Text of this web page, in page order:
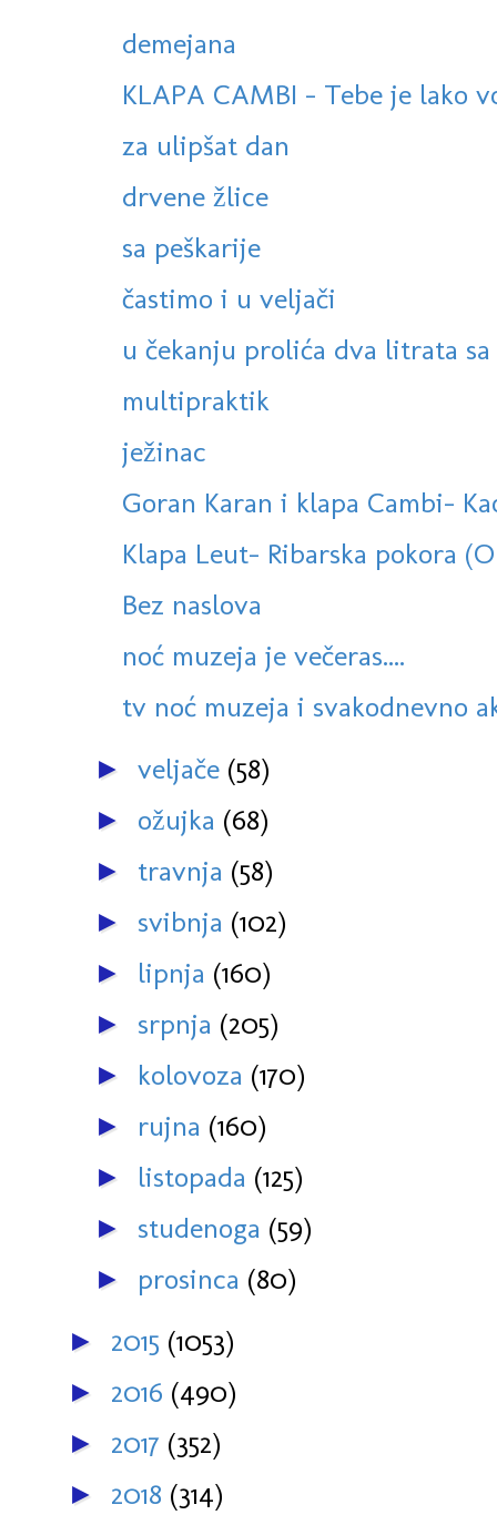
demejana
KLAPA CAMBI - Tebe je lako
za ulipšat dan
drvene žlice
sa peškarije
častimo i u veljači
u čekanju prolića dva litrata
multipraktik
ježinac
Goran Karan i klapa Cambi-
Klapa Leut- Ribarska pokora
Bez naslova
noć muzeja je večeras....
tv noć muzeja i svakodnevno
► veljače (58)
► ožujka (68)
► travnja (58)
► svibnja (102)
► lipnja (160)
► srpnja (205)
► kolovoza (170)
► rujna (160)
► listopada (125)
► studenoga (59)
► prosinca (80)
► 2015 (1053)
► 2016 (490)
► 2017 (352)
► 2018 (314)